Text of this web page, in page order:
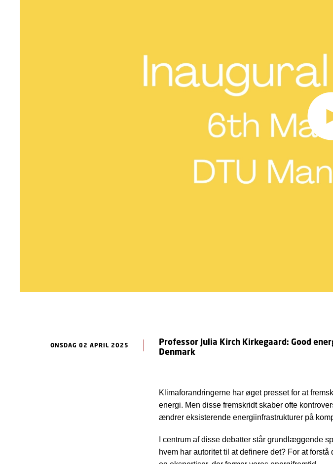
Hov, denne
For at se indholdet skal du ændre dit cookie-
ONSDAG 02 APRIL 2025
Professor Julia Kirch Kirkegaard: Good
Denmark
Klimaforandringerne har øget presset for at
energi. Men disse fremskridt skaber ofte
ændrer eksisterende energiinfrastrukturer på
I centrum af disse debatter står grundlæggende
hvem har autoritet til at definere det? For at